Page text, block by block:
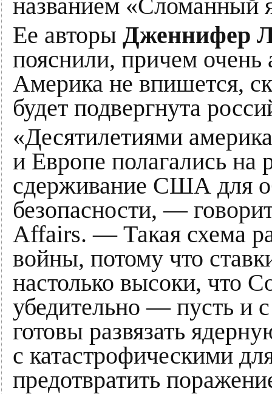
названием «Сломанный
Ее авторы Дженнифер
пояснили, причем очень
Америка не впишется,
будет подвергнута
«Десятилетиями
и Европе полагались на
сдерживание США для
безопасности, —
Affairs. — Такая схема
войны, потому что
настолько высоки, что
убедительно — пусть и
готовы развязать
с катастрофическими
предотвратить